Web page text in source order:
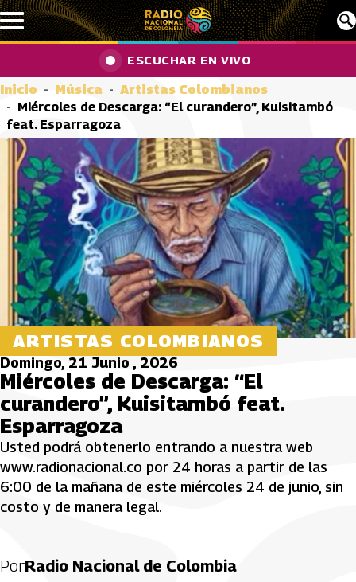
Pasar al contenido principal
ESCUCHAR EN VIVO
Inicio Música
Artistas Colombianos
Miércoles de Descarga: “El curandero”, Kuisitambó
feat. Esparragoza
ARTISTAS COLOMBIANOS
Domingo, 21 Junio , 2026
Miércoles de Descarga: “El
curandero”, Kuisitambó feat.
Esparragoza
Usted podrá obtenerlo entrando a nuestra web
www.radionacional.co por 24 horas a partir de las
6:00 de la mañana de este miércoles 24 de junio, sin
costo y de manera legal.
PorRadio Nacional de Colombia